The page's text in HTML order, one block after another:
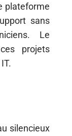
plateforme
sans
Le
projets
silencieux